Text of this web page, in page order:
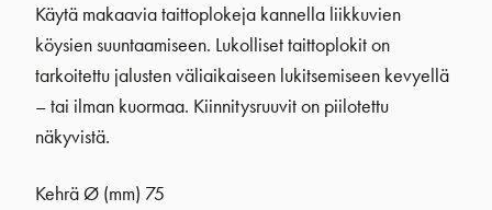
Käytä makaavia taittoplokeja kannella liikkuvien
köysien suuntaamiseen. Lukolliset taittoplokit on
tarkoitettu jalusten väliaikaiseen lukitsemiseen kevyellä
– tai ilman kuormaa. Kiinnitysruuvit on piilotettu
näkyvistä.
Kehrä Ø (mm) 75